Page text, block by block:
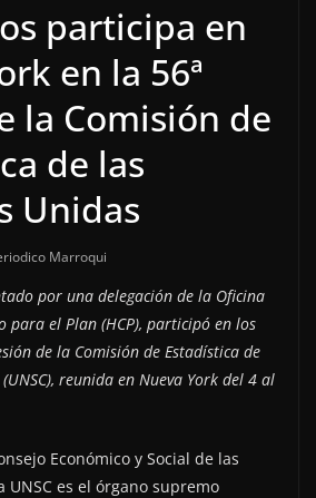
participa en
en la 56ª
la Comisión de
de las
Unidas
Marroqui
por una delegación de la Oficina
para el Plan (HCP), participó en los
de la Comisión de Estadística de
reunida en Nueva York del 4 al
Económico y Social de las
UNSC es el órgano supremo